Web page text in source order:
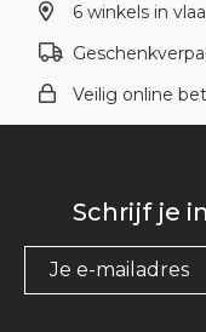
6 winkels in
Veilig online
Schrijf je